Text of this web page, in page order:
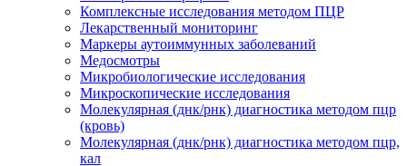
Комплексные исследования методом ПЦР
Лекарственный мониторинг
Маркеры аутоиммунных заболеваний
Медосмотры
Микробиологические исследования
Микроскопические исследования
Молекулярная (днк/рнк) диагностика методом пцр
(кровь)
Молекулярная (днк/рнк) диагностика методом пцр,
кал